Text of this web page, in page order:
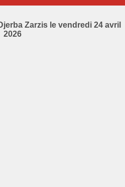
Zarzis le vendredi 24 avril
2026